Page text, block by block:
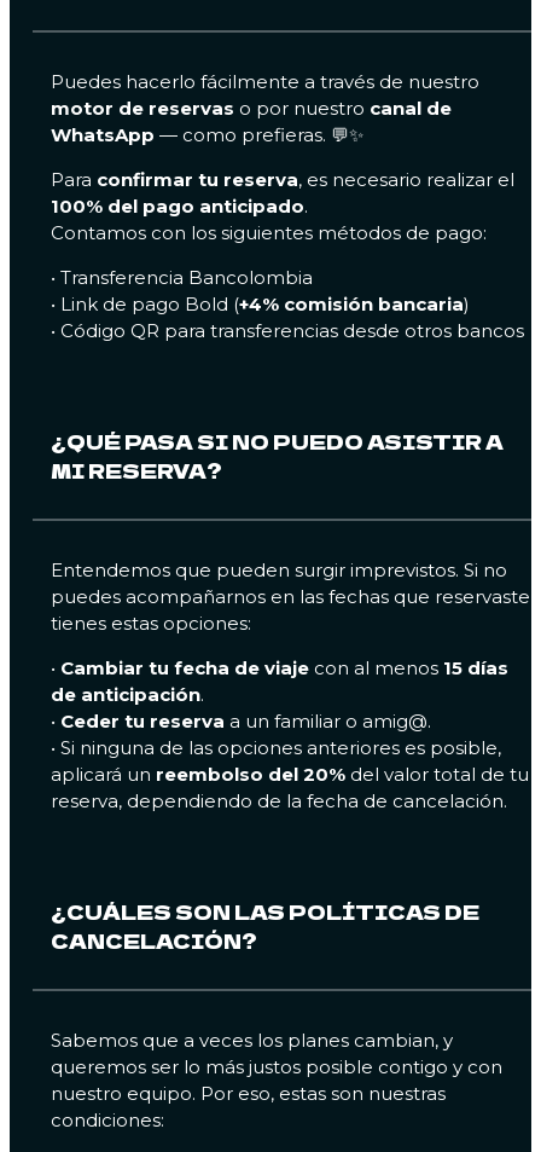
Puedes hacerlo fácilmente a través de nuestro
motor de reservas o por nuestro canal de
WhatsApp — como prefieras. 💬✨
Para confirmar tu reserva, es necesario realizar el
100% del pago anticipado.
Contamos con los siguientes métodos de pago:
• Transferencia Bancolombia
• Link de pago Bold (+4% comisión bancaria)
• Código QR para transferencias desde otros bancos
¿QUÉ PASA SI NO PUEDO ASISTIR A
MI RESERVA?
Entendemos que pueden surgir imprevistos. Si no
puedes acompañarnos en las fechas que reservaste,
tienes estas opciones:
• Cambiar tu fecha de viaje con al menos 15 días
de anticipación.
• Ceder tu reserva a un familiar o amig@.
• Si ninguna de las opciones anteriores es posible,
aplicará un reembolso del 20% del valor total de tu
reserva, dependiendo de la fecha de cancelación.
¿CUÁLES SON LAS POLÍTICAS DE
CANCELACIÓN?
Sabemos que a veces los planes cambian, y
queremos ser lo más justos posible contigo y con
nuestro equipo. Por eso, estas son nuestras
condiciones: